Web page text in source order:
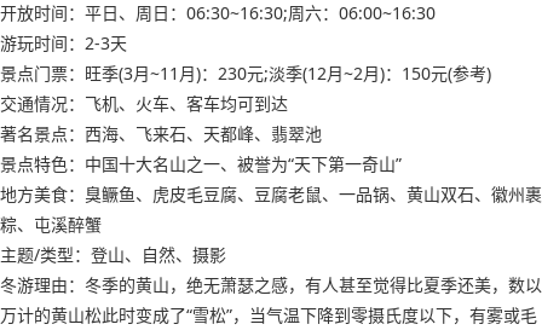
开放时间：平日、周日：06:30~16:30;周六：06:00~16:30
游玩时间：2-3天
景点门票：旺季(3月~11月)：230元;淡季(12月~2月)：150元(参考)
交通情况：飞机、火车、客车均可到达
著名景点：西海、飞来石、天都峰、翡翠池
景点特色：中国十大名山之一、被誉为“天下第一奇山”
地方美食：臭鳜鱼、虎皮毛豆腐、豆腐老鼠、一品锅、黄山双石、徽州裹
粽、屯溪醉蟹
主题/类型：登山、自然、摄影
冬游理由：冬季的黄山，绝无萧瑟之感，有人甚至觉得比夏季还美，数以
万计的黄山松此时变成了“雪松”，当气温下降到零摄氏度以下，有雾或毛